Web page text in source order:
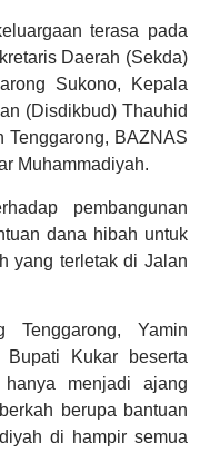
terasa pada
Daerah (Sekda)
Sukono, Kepala
(Disdikbud) Thauhid
Tenggarong, BAZNAS
Muhammadiyah.
pembangunan
dana hibah untuk
yang terletak di Jalan
Tenggarong, Yamin
Bupati Kukar beserta
menjadi ajang
berupa bantuan
di hampir semua